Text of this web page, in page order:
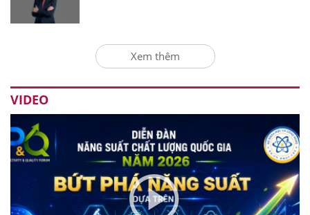
Xem thêm
VIDEO